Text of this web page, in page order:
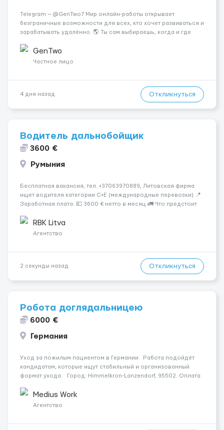
Telegram — @GenTwo7 Мир онлайн-работы открывает
безграничные возможности для всех, кто хочет развиваться и
зарабатывать удалённо. 🌎 Ты сам выбираешь, когда и где
путешествиями. 🏡 Пока все только говорят про нейросети и
блокчейн, швейцарс...
GenTwo
Частное лицо
4 дня назад Откликнуться
Водитель дальнобойщик
3600 €
Румыния
Бесплатная вакансия, тел. +37063970889, Литовская фирма
ищет водителя категории C+E (международные перевозки) 📍
Заработная плата: 💶 3600 € нетто в месяц 🚛 Что предстоит
рефрижераторах. В среднем 400–500 км в день. Погрузки и
разгрузки...
RBK Litva
Агентство
2 секунды назад Откликнуться
Робота доглядальницею
6000 €
Германия
Уход за пожилым пациентом в Германии Работа подойдёт
кандидатам, которые ищут стабильный и организованный
формат ухода. Город: Himmelkron-Lanzendorf, 95502. Оплата
візку (потрібна допомога при пе...
Medius Work
Агентство